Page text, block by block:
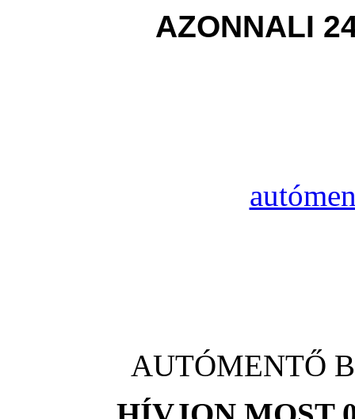
AZONNALI
AUTÓMENTŐ